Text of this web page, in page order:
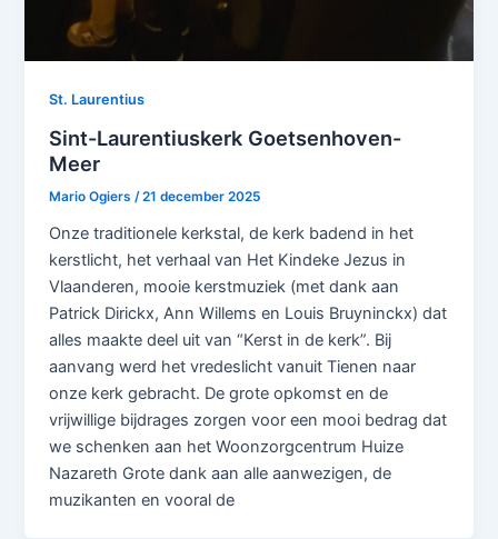
St. Laurentius
Sint-Laurentiuskerk Goetsenhoven-
Meer
Mario Ogiers/21 december 2025
Onze traditionele kerkstal, de kerk badend in het
kerstlicht, het verhaal van Het Kindeke Jezus in
Vlaanderen, mooie kerstmuziek (met dank aan
Patrick Dirickx, Ann Willems en Louis Bruyninckx) dat
alles maakte deel uit van “Kerst in de kerk”. Bij
aanvang werd het vredeslicht vanuit Tienen naar
onze kerk gebracht. De grote opkomst en de
vrijwillige bijdrages zorgen voor een mooi bedrag dat
we schenken aan het Woonzorgcentrum Huize
Nazareth Grote dank aan alle aanwezigen, de
muzikanten en vooral de